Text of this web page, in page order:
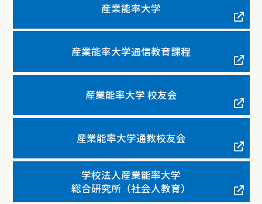
産業能率大学
産業能率大学通信教育課程
産業能率大学 校友会
産業能率大学通教校友会
学校法人産業能率大学
総合研究所（社会人教育）